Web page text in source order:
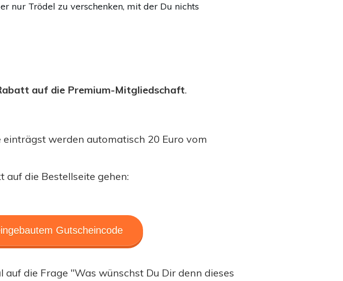
nur Trödel zu verschenken, mit der Du nichts
abatt auf die Premium-Mitgliedschaft.
werden automatisch 20 Euro vom
die Bestellseite gehen:
Gutscheincode
die Frage "Was wünschst Du Dir denn dieses